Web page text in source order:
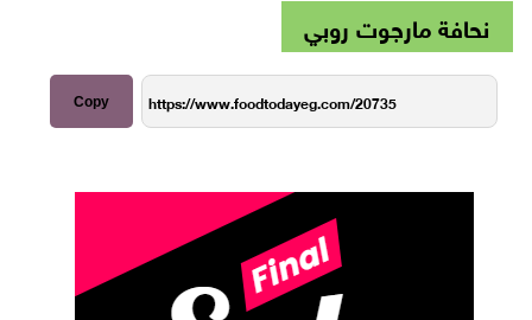
نحافة مارجوت روبي
Copy